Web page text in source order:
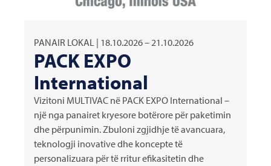
PANAIR LOKAL | 18.10.2026 – 21.10.2026
PACK EXPO
International
Vizitoni MULTIVAC në PACK EXPO International –
një nga panairet kryesore botërore për paketimin
dhe përpunimin. Zbuloni zgjidhje të avancuara,
teknologji inovative dhe koncepte të
personalizuara për të rritur efikasitetin dhe